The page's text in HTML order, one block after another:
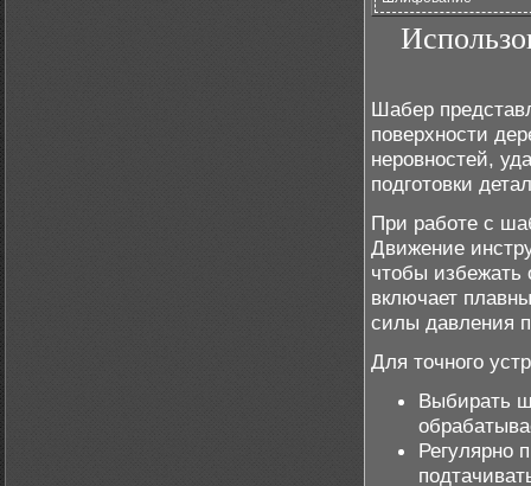
Шабер
поверхности
неровностей,
подготовки
При работе с
Движение
чтобы избежать
включает
силы давления
Для точного
Выбирать
Регулярно